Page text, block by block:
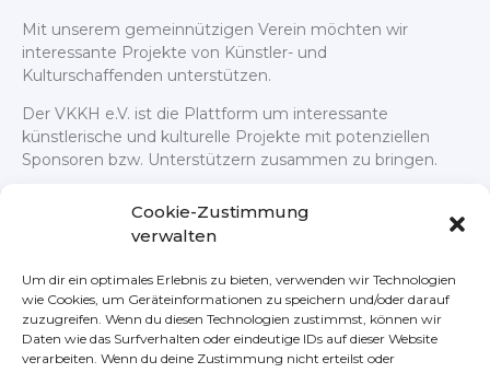
Cookie-Zustimmung
verwalten
Um dir ein optimales Erlebnis zu bieten, verwenden wir Technologien
wie Cookies, um Geräteinformationen zu speichern und/oder darauf
zuzugreifen. Wenn du diesen Technologien zustimmst, können wir
Daten wie das Surfverhalten oder eindeutige IDs auf dieser Website
verarbeiten. Wenn du deine Zustimmung nicht erteilst oder
Mit unserem gemeinnützigen Verein möchten wir
interessante Projekte von Künstler- und
Kulturschaffenden unterstützen.
Der VKKH e.V. ist die Plattform um interessante
künstlerische und kulturelle Projekte mit potenziellen
Sponsoren bzw. Unterstützern zusammen zu bringen.
Rechtliches
Impressum
Nützliches
Die Idee des VKKH e.V.